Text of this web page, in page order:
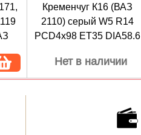
Кременчуг К16 (ВАЗ
2110) серый W5 R14
PCD4x98 ET35 DIA58.6
Нет в наличии